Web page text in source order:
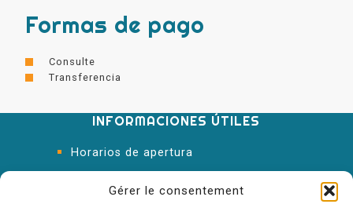
Gérer le consentement
Formas de pago
Consulte
Transferencia
INFORMACIONES ÚTILES
Horarios de apertura
Oficina de Turismo